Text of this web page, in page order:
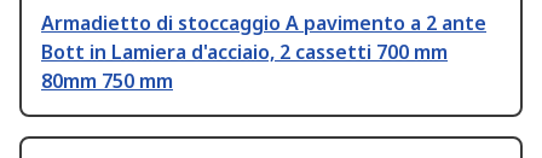
Armadietto di stoccaggio A pavimento a 2 ante
Bott in Lamiera d'acciaio, 2 cassetti 700 mm
80mm 750 mm